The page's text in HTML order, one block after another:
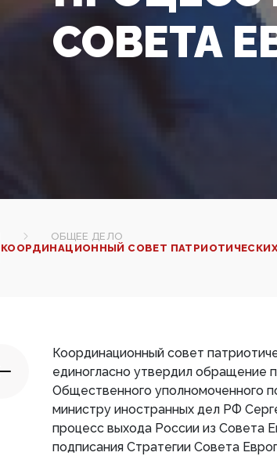
СОВЕТА
ОБЩЕЕ ДЕЛО
КООРДИНАЦИОННЫЙ СОВЕТ
Координационный совет
единогласно утвердил обращение
Общественного уполномоченного
министру иностранных дел РФ
процесс выхода России из Совета
подписания Стратегии Совета